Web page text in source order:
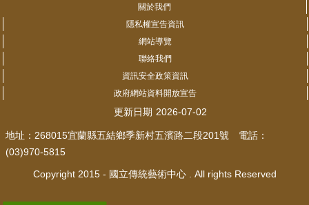
關於我們
隱私權宣告資訊
網站導覽
聯絡我們
資訊安全政策資訊
政府網站資料開放宣告
更新日期 2026-07-02
地址：268015宜蘭縣五結鄉季新村五濱路二段201號 電話：
(03)970-5815
Copyright 2015 - 國立傳統藝術中心 . All rights Reserved